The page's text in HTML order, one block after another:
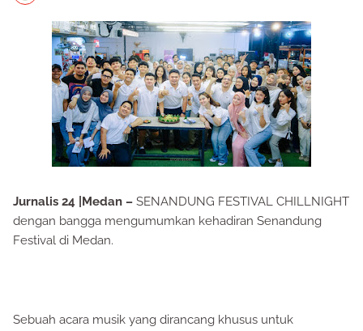
Jurnalis 24 |Medan – SENANDUNG FESTIVAL CHILLNIGHT
dengan bangga mengumumkan kehadiran Senandung
Festival di Medan.
Sebuah acara musik yang dirancang khusus untuk